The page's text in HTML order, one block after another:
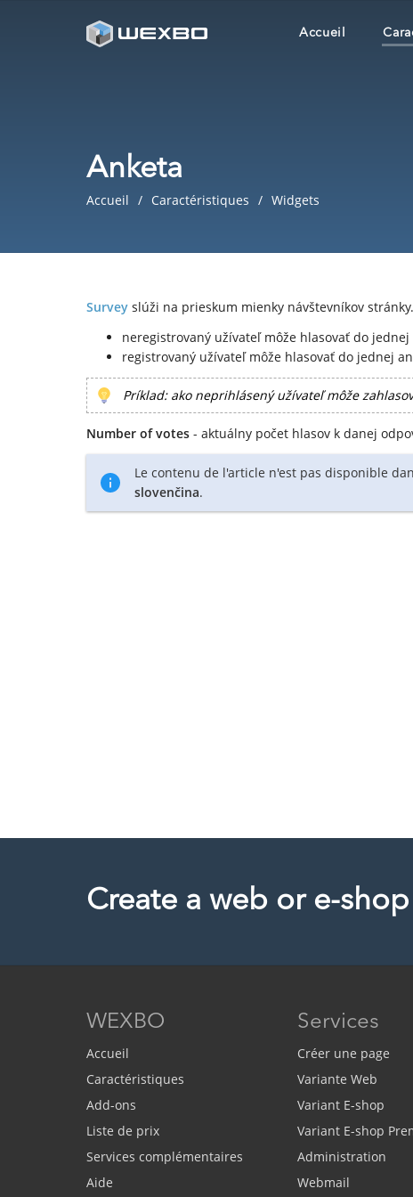
Accueil
Anketa
Accueil Caractéristiques Widgets
Survey slúži na prieskum mienky návštevníkov
neregistrovaný užívateľ môže hlasovať do
registrovaný užívateľ môže hlasovať do jednej
Príklad: ako neprihlásený užívateľ môže
Number of votes - aktuálny počet hlasov k danej
Le contenu de l'article n'est pas disponible
slovenčina.
Create a web or e-
WEXBO
Accueil
Caractéristiques
Add-ons
Liste de prix
Services complémentaires
Aide
Services
Créer une page
Variante Web
Variant E-shop
Variant E-shop
Administration
Webmail